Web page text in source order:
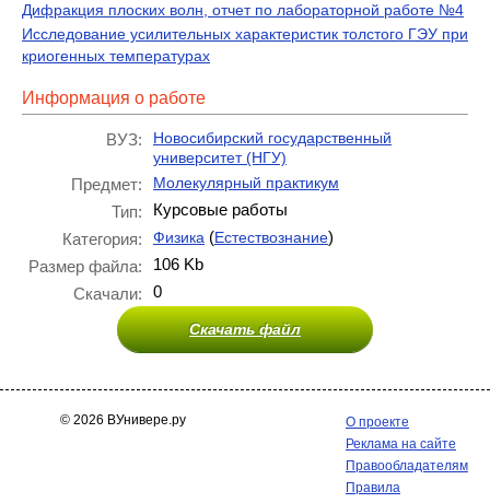
Дифракция плоских волн, отчет по лабораторной работе №4
Исследование усилительных характеристик толстого ГЭУ при
криогенных температурах
Информация о работе
ВУЗ:
Новосибирский государственный
университет (НГУ)
Предмет: Молекулярный практикум
Тип:
Курсовые работы
Категория:
Физика (Естествознание)
Размер файла:
106 Kb
Скачали:
0
Скачать файл
© 2026 ВУнивере.ру
О проекте
Реклама на сайте
Правообладателям
Правила